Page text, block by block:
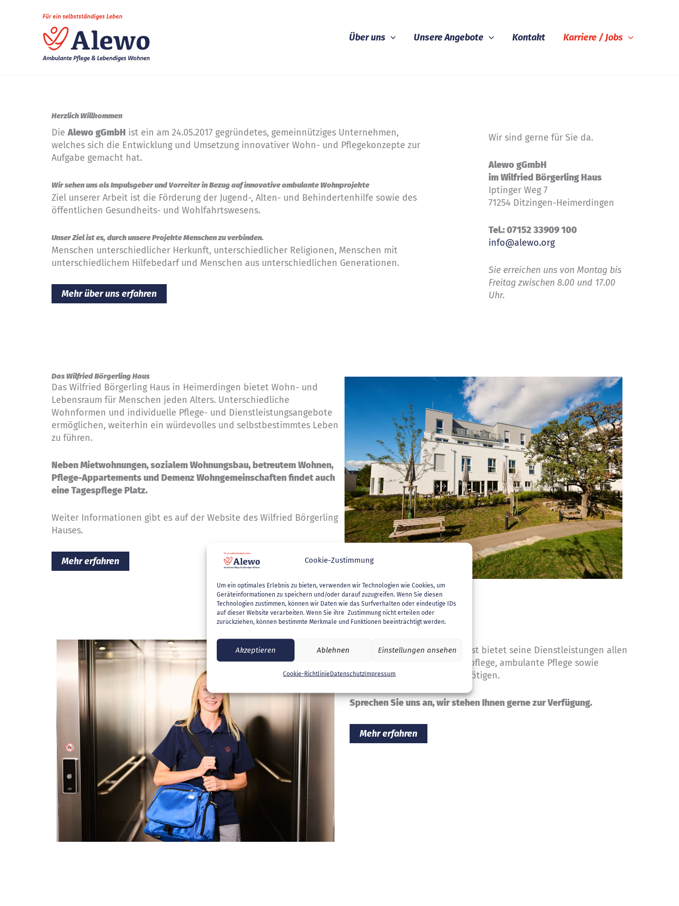
Cookie-Zustimmung
Um ein optimales Erlebnis zu bieten, verwenden wir Technologien wie Cookies, um
Geräteinformationen zu speichern und/oder darauf zuzugreifen. Wenn Sie diesen
Technologien zustimmen, können wir Daten wie das Surfverhalten oder eindeutige IDs
auf dieser Website verarbeiten. Wenn Sie ihre Zustimmung nicht erteilen oder
zurückziehen, können bestimmte Merkmale und Funktionen beeinträchtigt werden.
Akzeptieren Ablehnen Einstellungen ansehen
Cookie-RichtlinieDatenschutzImpressum
Über uns Unsere Angebote Kontakt Karriere / Jobs
Herzlich Willkommen
DieAlewo gGmbH ist ein am 24.05.2017 gegründetes, gemeinnütziges Unternehmen,
welches sich die Entwicklung und Umsetzung innovativer Wohn- und Pflegekonzepte zur
Aufgabe gemacht hat.
Wir sehen uns als Impulsgeber und Vorreiter in Bezug auf innovative ambulante Wohnprojekte
Ziel unserer Arbeit ist die Förderung der Jugend-, Alten- und Behindertenhilfe sowie des
öffentlichen Gesundheits- und Wohlfahrtswesens.
Unser Ziel ist es, durch unsere Projekte Menschen zu verbinden.
Menschen unterschiedlicher Herkunft, unterschiedlicher Religionen, Menschen mit
unterschiedlichem Hilfebedarf und Menschen aus unterschiedlichen Generationen.
Mehr über uns erfahren
Wir sind gerne für Sie da.
Alewo gGmbH
im Wilfried Börgerling Haus
Iptinger Weg 7
71254 Ditzingen-Heimerdingen
Tel.: 07152 33909 100
info@alewo.org
Sie erreichen uns von Montag bis
Freitag zwischen 8.00 und 17.00
Uhr.
Das Wilfried Börgerling Haus
Das Wilfried Börgerling Haus in Heimerdingen bietet Wohn- und
Lebensraum für Menschen jeden Alters. Unterschiedliche
Wohnformen und individuelle Pflege- und Dienstleistungsangebote
ermöglichen, weiterhin ein würdevolles und selbstbestimmtes Leben
zu führen.
Neben Mietwohnungen, sozialem Wohnungsbau, betreutem Wohnen,
Pflege-Appartements und Demenz Wohngemeinschaften findet auch
eine Tagespflege Platz.
Weiter Informationen gibt es auf der Website des Wilfried Börgerling
Hauses.
Mehr erfahren
Unser ambulanter Pflegedienst bietet seine Dienstleistungen allen
an, die Pflegeberatung, Altenpflege, ambulante Pflege sowie
häusliche Krankenpflege benötigen.
Sprechen Sie uns an, wir stehen Ihnen gerne zur Verfügung.
Mehr erfahren